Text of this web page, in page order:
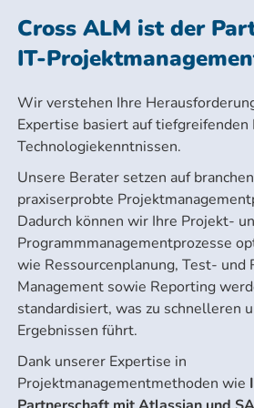
Cross ALM ist der
IT-
Wir verstehen Ihre
Expertise basiert auf tiefgreifenden
Technologiekenntnissen.
Unsere Berater setzen auf
praxiserprobte
Dadurch können wir Ihre Projekt-
Programmmanagementprozesse
wie Ressourcenplanung, Test- und
Management sowie Reporting
standardisiert, was zu schnelleren
Ergebnissen führt.
Dank unserer Expertise in
Projektmanagementmethoden wie